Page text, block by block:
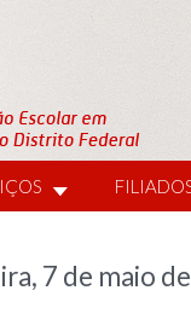
7 de maio